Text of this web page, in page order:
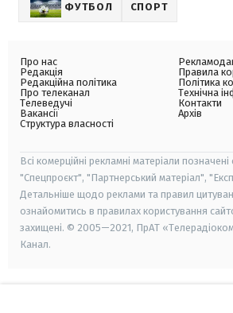
ФУТБОЛ СПОРТ
Про нас
Редакція
Редакційна політика
Про телеканал
Телеведучі
Вакансії
Структура власності
Правила
Політика
Технічна
Контакти
Архів
Всі комерційні рекламні матеріали
"Спецпроєкт", "Партнерський матеріал",
Детальніше щодо реклами та правил
ознайомитись в правилах користування
захищені. © 2005—2021, ПрАТ
Канал.